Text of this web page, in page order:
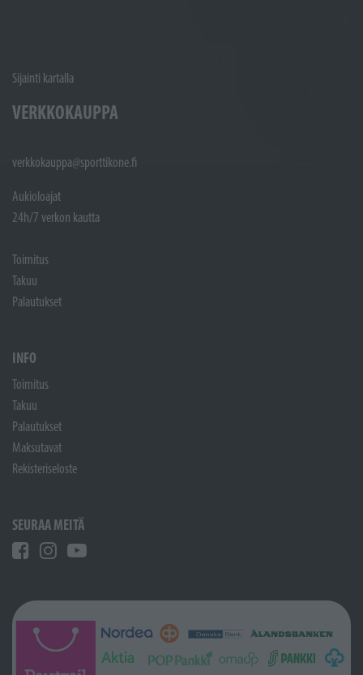
Sijainti kartalla
VERKKOKAUPPA
verkkokauppa@sporttikone.fi
Aukioloajat
24h/7 verkon kautta
Toimitus
Takuu
Palautukset
INFO
Toimitus
Takuu
Palautukset
Maksutavat
Rekisteriseloste
SEURAA MEITÄ